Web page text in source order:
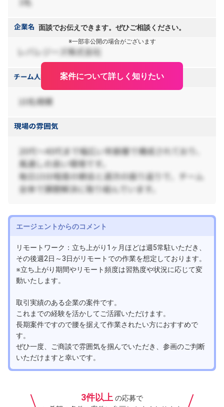
面談でお伝えできます。ぜひご相談ください。
※一部非公開の場合がございます
案件について詳しく知りたい
エージェントからのコメント
リモートワーク：立ち上がり1ヶ月ほどは週5常駐いただき、
その後週2日～3日がリモートでの作業を想定しております。
※立ち上がり期間やリモート頻度は習熟度や状況に応じて変
動いたします。
取引実績のある企業の案件です。
これまでの経験を活かしてご活躍いただけます。
長期案件ですので腰を据えて作業されたい方におすすめで
す。
ぜひ一度、ご商談で雰囲気を掴んでいただき、参画のご判断
いただけますと幸いです。
3件以上 の応募で